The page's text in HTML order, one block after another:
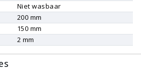
Niet wasbaar
200 mm
150 mm
2 mm